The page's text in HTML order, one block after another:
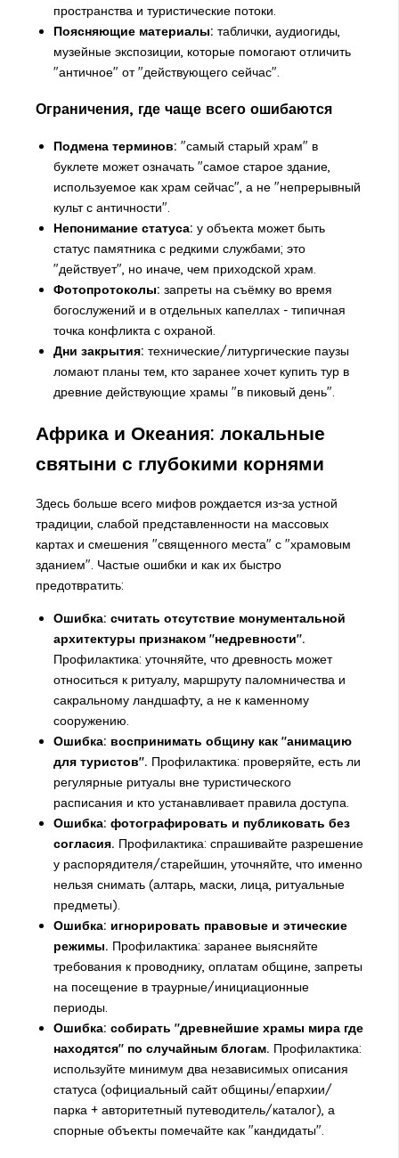
пространства и туристические потоки.
Поясняющие материалы: таблички, аудиогиды,
музейные экспозиции, которые помогают отличить
"античное" от "действующего сейчас".
Ограничения, где чаще всего ошибаются
Подмена терминов: "самый старый храм" в
буклете может означать "самое старое здание,
используемое как храм сейчас", а не "непрерывный
культ с античности".
Непонимание статуса: у объекта может быть
статус памятника с редкими службами; это
"действует", но иначе, чем приходской храм.
Фотопротоколы: запреты на съёмку во время
богослужений и в отдельных капеллах - типичная
точка конфликта с охраной.
Дни закрытия: технические/литургические паузы
ломают планы тем, кто заранее хочет купить тур в
древние действующие храмы "в пиковый день".
Африка и Океания: локальные
святыни с глубокими корнями
Здесь больше всего мифов рождается из-за устной
традиции, слабой представленности на массовых
картах и смешения "священного места" с "храмовым
зданием". Частые ошибки и как их быстро
предотвратить:
Ошибка: считать отсутствие монументальной
архитектуры признаком "недревности".
Профилактика: уточняйте, что древность может
относиться к ритуалу, маршруту паломничества и
сакральному ландшафту, а не к каменному
сооружению.
Ошибка: воспринимать общину как "анимацию
для туристов". Профилактика: проверяйте, есть ли
регулярные ритуалы вне туристического
расписания и кто устанавливает правила доступа.
Ошибка: фотографировать и публиковать без
согласия. Профилактика: спрашивайте разрешение
у распорядителя/старейшин, уточняйте, что именно
нельзя снимать (алтарь, маски, лица, ритуальные
предметы).
Ошибка: игнорировать правовые и этические
режимы. Профилактика: заранее выясняйте
требования к проводнику, оплатам общине, запреты
на посещение в траурные/инициационные
периоды.
Ошибка: собирать "древнейшие храмы мира где
находятся" по случайным блогам. Профилактика:
используйте минимум два независимых описания
статуса (официальный сайт общины/епархии/
парка + авторитетный путеводитель/каталог), а
спорные объекты помечайте как "кандидаты".